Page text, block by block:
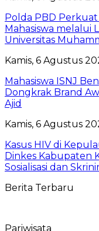
Polda PBD
Mahasiswa melalui
Universitas
Kamis, 6 Agustus
Mahasiswa ISNJ
Dongkrak Brand
Ajid
Kamis, 6 Agustus
Kasus HIV di
Dinkes Kabupaten
Sosialisasi dan
Berita Terbaru
Pariwisata